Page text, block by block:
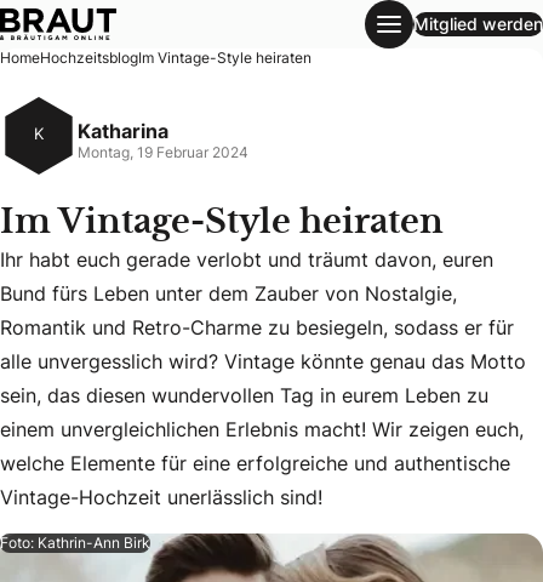
Im Vintage-Style heiraten
Mitglied werden
HomeHochzeitsblogIm Vintage-Style heiraten
K Katharina
Montag, 19 Februar 2024
Im Vintage-Style heiraten
Ihr habt euch gerade verlobt und träumt davon, euren
Ihr habt euch gerade verlobt und träumt davon, euren
Bund fürs Leben unter dem Zauber von Nostalgie,
Romantik und Retro-Charme zu besiegeln, sodass er für
alle unvergesslich wird? Vintage könnte genau das Motto
sein, das diesen wundervollen Tag in eurem Leben zu
einem unvergleichlichen Erlebnis macht! Wir zeigen euch,
welche Elemente für eine erfolgreiche und authentische
Vintage-Hochzeit unerlässlich sind!
Foto: Kathrin-Ann Birk